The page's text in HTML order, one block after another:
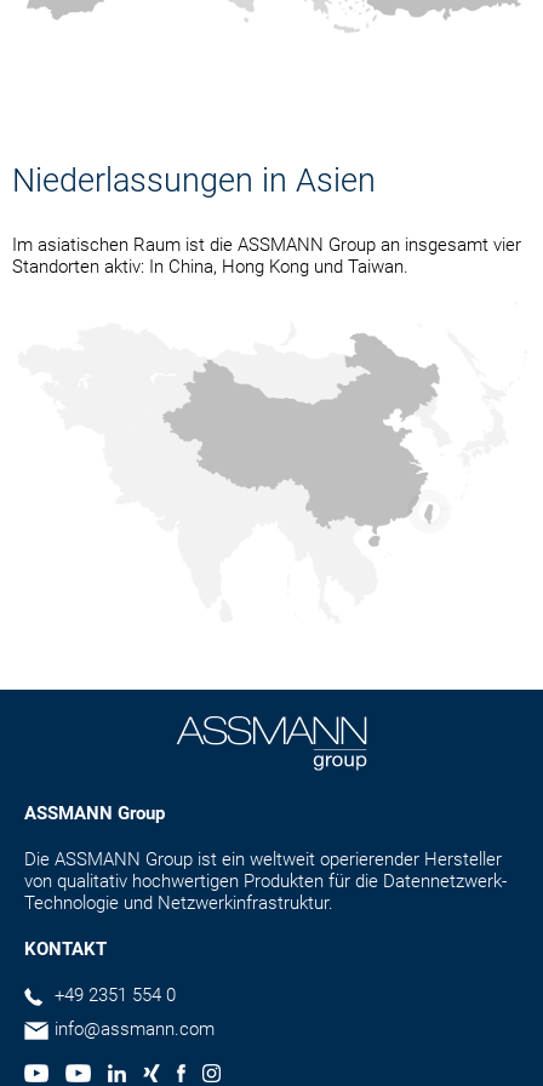
Niederlassungen in Asien
Im asiatischen Raum ist die ASSMANN Group an insgesamt vier
Standorten aktiv: In China, Hong Kong und Taiwan.
ASSMANN Electronic Asia
ASSMANN Electronic (Ning
Bo) Co., Ltd.
ASSMANN Electronic
Company Limited
contact@assmann-asia.com
https://www.assmann.com.tw/
ASSMANN Electronic
(Dongguan) Co., Ltd.
ASSMANN Group
Die ASSMANN Group ist ein weltweit operierender Hersteller
von qualitativ hochwertigen Produkten für die Datennetzwerk-
Technologie und Netzwerkinfrastruktur.
KONTAKT
+49 2351 554 0
info@assmann.com